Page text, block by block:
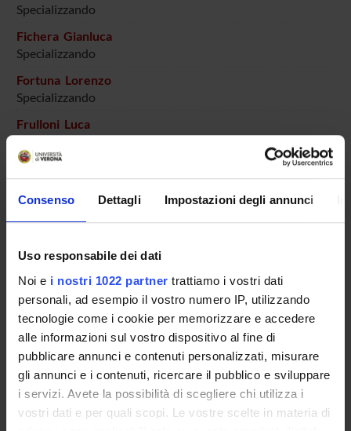
Consenso Dettagli Impostazioni degli annunci
Uso responsabile dei dati
Noi e i nostri 1022 partner trattiamo i vostri dati
personali, ad esempio il vostro numero IP, utilizzando
tecnologie come i cookie per memorizzare e accedere
alle informazioni sul vostro dispositivo al fine di
pubblicare annunci e contenuti personalizzati, misurare
gli annunci e i contenuti, ricercare il pubblico e sviluppare
i servizi. Avete la possibilità di scegliere chi utilizza i
vostri dati e per quali scopi. Le vostre scelte in materia di
Specializzando
Fichera Gianluca
Specializzando
Fortuna Lorenzo
Specializzando
Frulloni Luca
Professore ordinario
Gatti Vittorio
Macchioni Anna
Specializzando
Mir Fakhraei Shahrzad
Specializzando
Mombelli Lucia
Specializzando
Mora Silvia Maria
Specializzando